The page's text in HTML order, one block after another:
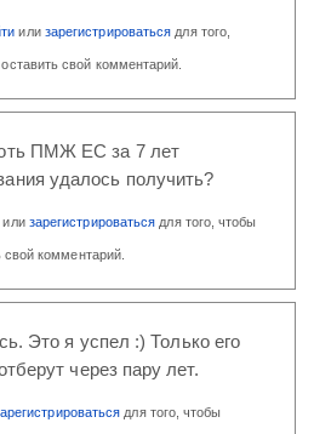
или зарегистрироваться для того,
свой комментарий.
ПМЖ ЕС за 7 лет
удалось получить?
или зарегистрироваться для того, чтобы
свой комментарий.
Это я успел :) Только его
через пару лет.
для того, чтобы